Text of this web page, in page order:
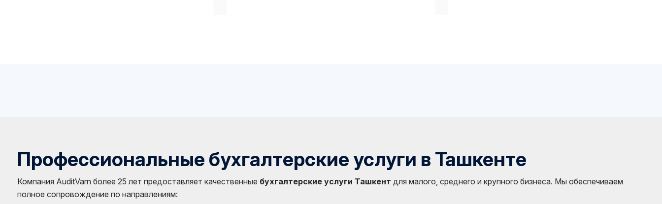
Профессиональные бухгалтерские услуги в Ташкенте
Компания AuditVarn более 25 лет предоставляет качественные бухгалтерские услуги Ташкент для малого, среднего и крупного бизнеса. Мы обеспечиваем
полное сопровождение по направлениям: